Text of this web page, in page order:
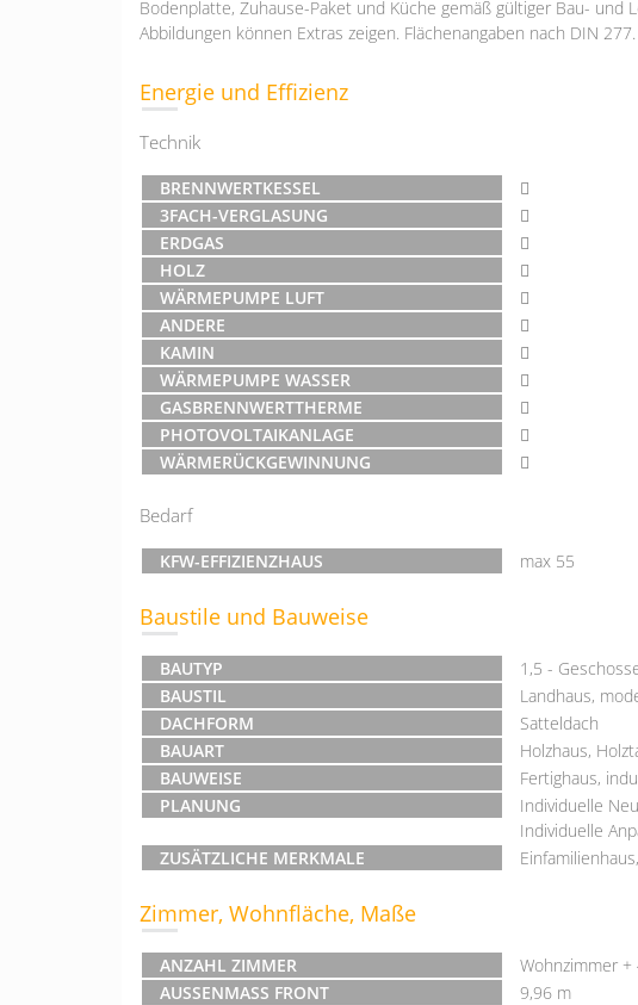
Bodenplatte, Zuhause-Paket und Küche gemäß gültiger Bau-
Abbildungen können Extras zeigen. Flächenangaben nach DIN 277.
Energie und Effizienz
Technik
BRENNWERTKESSEL
3FACH-VERGLASUNG
ERDGAS
HOLZ
WÄRMEPUMPE LUFT
ANDERE
KAMIN
WÄRMEPUMPE WASSER
GASBRENNWERTTHERME
PHOTOVOLTAIKANLAGE
WÄRMERÜCKGEWINNUNG
Bedarf
KFW-EFFIZIENZHAUS max 55
Baustile und Bauweise
BAUTYP
1,5 -
BAUSTIL
Landhaus,
DACHFORM
Satteldach
BAUART
Holzhaus,
BAUWEISE
Fertighaus,
PLANUNG
Individuelle
Individuelle
ZUSÄTZLICHE MERKMALE
Einfamilienhaus,
Zimmer, Wohnfläche, Maße
ANZAHL ZIMMER
Wohnzimmer +
AUSSENMASS FRONT
9,96 m